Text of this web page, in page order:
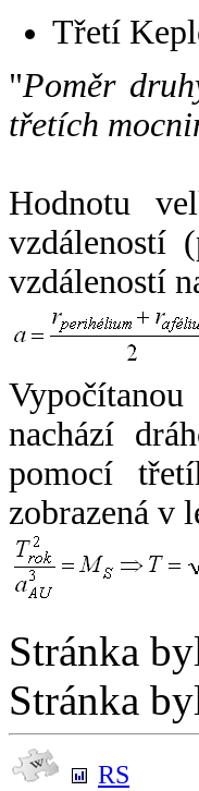
Třetí
"Poměr
třetích
Hodnotu
vzdáleností
vzdáleností
nachází
pomocí
zobrazená v
Stránka
Stránka
RS